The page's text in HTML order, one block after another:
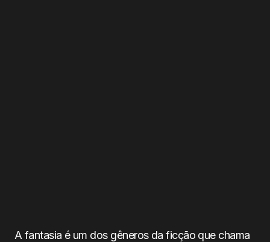
A fantasia é um dos gêneros da ficção que chama